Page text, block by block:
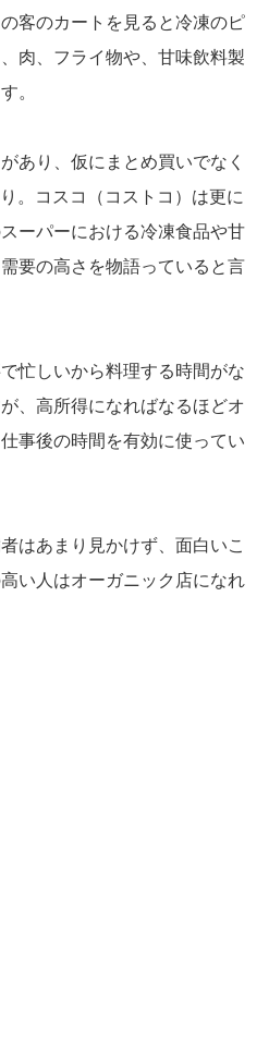
客のカートを見ると冷凍のピ
肉、フライ物や、甘味飲料製
。
あり、仮にまとめ買いでなく
。コスコ（コストコ）は更に
ーパーにおける冷凍食品や甘
要の高さを物語っていると言
忙しいから料理する時間がな
、高所得になればなるほどオ
事後の時間を有効に使ってい
はあまり見かけず、面白いこ
い人はオーガニック店になれ